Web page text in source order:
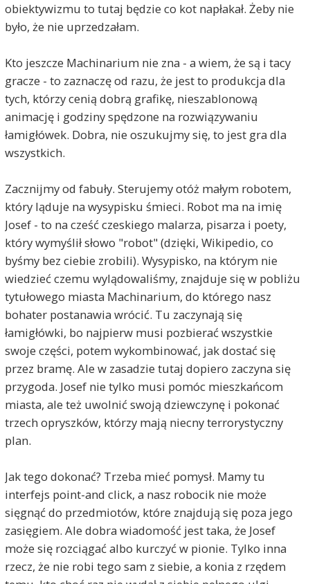
obiektywizmu to tutaj będzie co kot napłakał. Żeby nie
było, że nie uprzedzałam.
Kto jeszcze Machinarium nie zna - a wiem, że są i tacy
gracze - to zaznaczę od razu, że jest to produkcja dla
tych, którzy cenią dobrą grafikę, nieszablonową
animację i godziny spędzone na rozwiązywaniu
łamigłówek. Dobra, nie oszukujmy się, to jest gra dla
wszystkich.
Zacznijmy od fabuły. Sterujemy otóż małym robotem,
który ląduje na wysypisku śmieci. Robot ma na imię
Josef - to na cześć czeskiego malarza, pisarza i poety,
który wymyślił słowo "robot" (dzięki, Wikipedio, co
byśmy bez ciebie zrobili). Wysypisko, na którym nie
wiedzieć czemu wylądowaliśmy, znajduje się w pobliżu
tytułowego miasta Machinarium, do którego nasz
bohater postanawia wrócić. Tu zaczynają się
łamigłówki, bo najpierw musi pozbierać wszystkie
swoje części, potem wykombinować, jak dostać się
przez bramę. Ale w zasadzie tutaj dopiero zaczyna się
przygoda. Josef nie tylko musi pomóc mieszkańcom
miasta, ale też uwolnić swoją dziewczynę i pokonać
trzech opryszków, którzy mają niecny terrorystyczny
plan.
Jak tego dokonać? Trzeba mieć pomysł. Mamy tu
interfejs point-and click, a nasz robocik nie może
sięgnąć do przedmiotów, które znajdują się poza jego
zasięgiem. Ale dobra wiadomość jest taka, że Josef
może się rozciągać albo kurczyć w pionie. Tylko inna
rzecz, że nie robi tego sam z siebie, a konia z rzędem